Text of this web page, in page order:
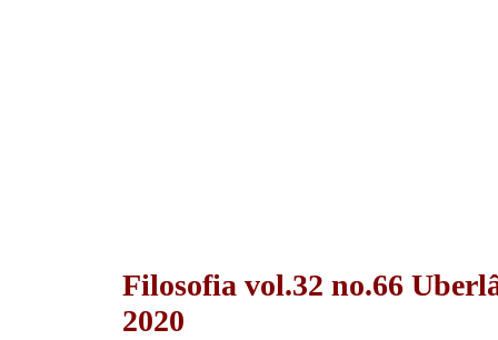
Filosofia vol.32 no.66
2020